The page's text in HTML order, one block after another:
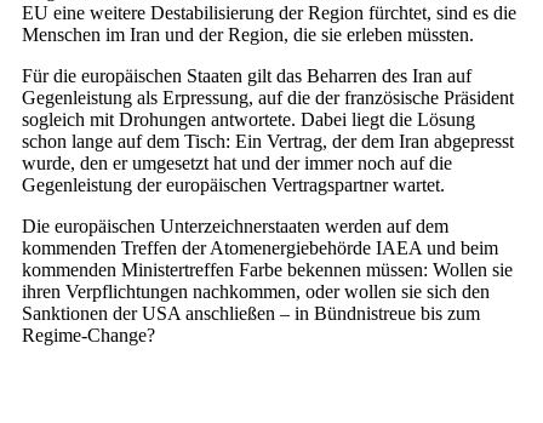
EU eine weitere Destabilisierung der Region fürchtet, sind es die
Menschen im Iran und der Region, die sie erleben müssten.
Für die europäischen Staaten gilt das Beharren des Iran auf
Gegenleistung als Erpressung, auf die der französische Präsident
sogleich mit Drohungen antwortete. Dabei liegt die Lösung
schon lange auf dem Tisch: Ein Vertrag, der dem Iran abgepresst
wurde, den er umgesetzt hat und der immer noch auf die
Gegenleistung der europäischen Vertragspartner wartet.
Die europäischen Unterzeichnerstaaten werden auf dem
kommenden Treffen der Atomenergiebehörde IAEA und beim
kommenden Ministertreffen Farbe bekennen müssen: Wollen sie
ihren Verpflichtungen nachkommen, oder wollen sie sich den
Sanktionen der USA anschließen – in Bündnistreue bis zum
Regime-Change?